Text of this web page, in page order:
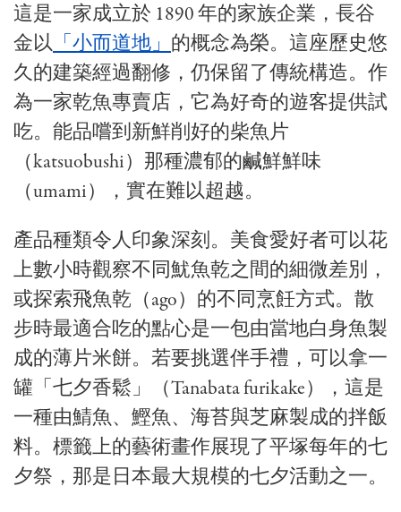
這是一家成立於 1890 年的家族企業，長谷
金以「小而道地」的概念為榮。這座歷史悠
久的建築經過翻修，仍保留了傳統構造。作
為一家乾魚專賣店，它為好奇的遊客提供試
吃。能品嚐到新鮮削好的柴魚片
（katsuobushi）那種濃郁的鹹鮮鮮味
（umami），實在難以超越。
產品種類令人印象深刻。美食愛好者可以花
上數小時觀察不同魷魚乾之間的細微差別，
或探索飛魚乾（ago）的不同烹飪方式。散
步時最適合吃的點心是一包由當地白身魚製
成的薄片米餅。若要挑選伴手禮，可以拿一
罐「七夕香鬆」（Tanabata furikake），這是
一種由鯖魚、鰹魚、海苔與芝麻製成的拌飯
料。標籤上的藝術畫作展現了平塚每年的七
夕祭，那是日本最大規模的七夕活動之一。